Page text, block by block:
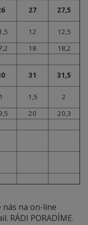
27
27,5
12
12,5
18 18,2
31
31,5
1 1,5
2
20 20,3
nás na on-line
RÁDI PORADÍME.